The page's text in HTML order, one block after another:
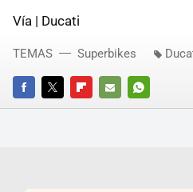
Vía | Ducati
FACEBOOKTWITTERFLIPBOARD
E-
WHATSAPP
TEMAS Superbikes